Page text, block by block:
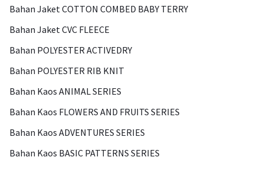
Bahan Jaket COTTON COMBED BABY TERRY
Bahan Jaket CVC FLEECE
Bahan POLYESTER ACTIVEDRY
Bahan POLYESTER RIB KNIT
Bahan Kaos ANIMAL SERIES
Bahan Kaos FLOWERS AND FRUITS SERIES
Bahan Kaos ADVENTURES SERIES
Bahan Kaos BASIC PATTERNS SERIES